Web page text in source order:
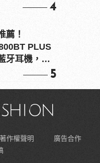
4
薦！
PLUS
牙耳機，在
5
著作權聲明
廣告合作